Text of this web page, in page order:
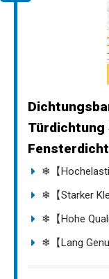
Türdichtung
❄【
❄【Starker
❄【Hohe
❄【Lang